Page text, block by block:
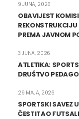
OBAVIJEST
PREMA JAVNOM
9 JUNA, 2026
ATLETIKA:
DRUŠTVO
3 JUNA, 2026
SPORTSKI SAVEZ
ČESTITAO
29 MAJA, 2026